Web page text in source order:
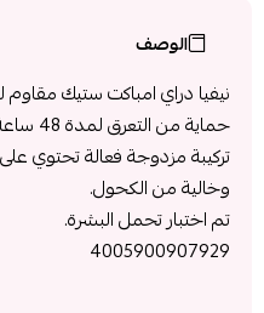
الوصف
نيفيا دراي امباكت ستيك مقاوم
حماية من التعرق لمدة 48 ساعة.
تركيبة مزدوجة فعالة تحتوي
وخالية من الكحول.
تم اختبار تحمل البشرة.
4005900907929